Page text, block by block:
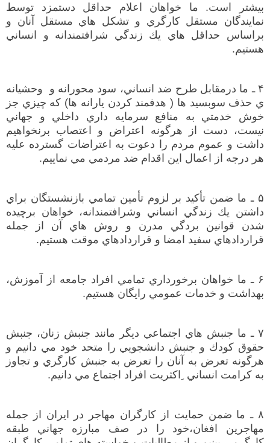
بيشتر است. ما خواهان اعلام حداقل دستمزد توسط
نمايندگان مستقل كارگري و تشكل هاي مستقل آنان و
براساس حداقل هاي يك زندگي شرافتمندانه و انساني
هستيم.
۴ ـ ما درمقابل طرح ضد انساني، سود محورانه و وحشيانه
ي حذف سوبسيد ها ( هدفمند كردن يارانه ها) كه چيزي جز
خوش خدمتي به منافع سرمايه داري داخلي و جهاني
نيست، دست از هرگونه اعتراض و اعتصاب برنخواهيم
داشت و عموم مردم را دعوت به اعتراضات گسترده عليه
هر درجه از اعمال اين اقدام ضد مردمي مي نماييم.
۵ ـ ما ضمن تأكيد بر لزوم تأمين تمامي بازنشستگان براي
داشتن يك زندگي انساني وشرافتمندانه، خواهان برچيده
شدن قوانين بردگي مدرن و روش هاي آن از جمله
قراردادهاي سفيد امضا و قراردادهاي موقت هستيم.
۶ ـ ما خواهان برخورداري تمامي افراد جامعه از آموزش،
بهداشت و خدمات عمومي رایگان هستيم.
۷ ـ ما جنبش هاي اجتماعي ديگر مانند جنبش زنان، جنبش
حقوق كودك و جنبش دانشجويي را متحد خود مي دانيم و
هرگونه تعرض به آنان را تعرض به جنبش كارگري و تجاوز
به كرامت انساني ِاكثريت افراد اجتماع مي دانيم.
۸ ـ ما ضمن حمايت از كارگران مهاجر در ايران از جمله
مهاجرين افغان،‌خود را در صف مبارزه جهاني طبقه